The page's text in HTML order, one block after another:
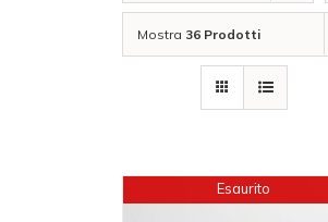
Mostra 36 Prodotti
Esaurito